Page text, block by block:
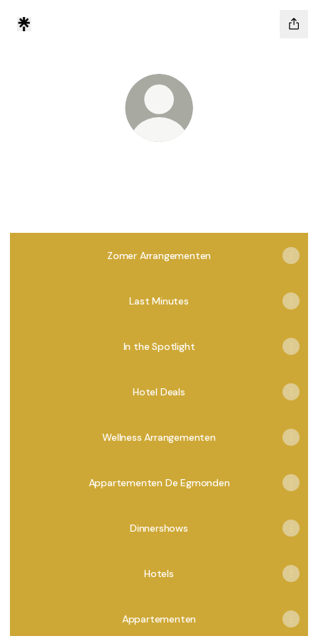
Zomer Arrangementen
Last Minutes
In the Spotlight
Hotel Deals
Wellness Arrangementen
Appartementen De Egmonden
Dinnershows
Hotels
Appartementen